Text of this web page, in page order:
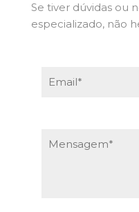
Se tiver dúvidas ou
especializado, não